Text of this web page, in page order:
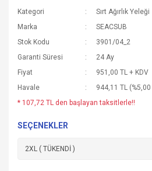
Kategori
Sırt Ağırlık Yeleği
Marka
SEACSUB
Stok Kodu
3901/04_2
Garanti Süresi
24 Ay
Fiyat
951,00 TL + KDV
Havale
944,11 TL
* 107,72 TL den başlayan taksitlerle!!
SEÇENEKLER